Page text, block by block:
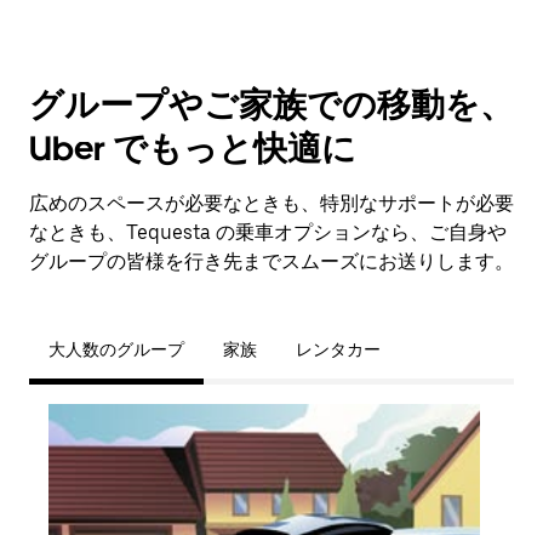
グループやご家族での移動を、
Uber でもっと快適に
広めのスペースが必要なときも、特別なサポートが必要
なときも、Tequesta の乗車オプションなら、ご自身や
グループの皆様を行き先までスムーズにお送りします。
大人数のグループ 家族 レンタカー